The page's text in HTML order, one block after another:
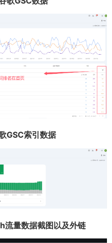
GSC索引数据
量数据截图以及外链